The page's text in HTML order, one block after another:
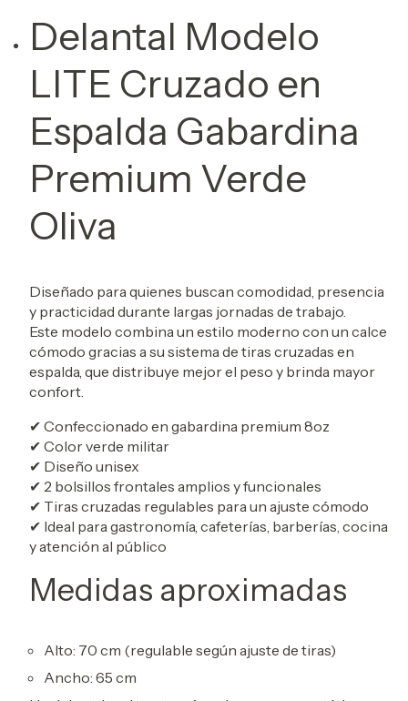
Delantal Modelo
LITE Cruzado en
Espalda Gabardina
Premium Verde
Oliva
Diseñado para quienes buscan comodidad, presencia
y practicidad durante largas jornadas de trabajo.
Este modelo combina un estilo moderno con un calce
cómodo gracias a su sistema de tiras cruzadas en
espalda, que distribuye mejor el peso y brinda mayor
confort.
✔ Confeccionado en gabardina premium 8oz
✔ Color verde militar
✔ Diseño unisex
✔ 2 bolsillos frontales amplios y funcionales
✔ Tiras cruzadas regulables para un ajuste cómodo
✔ Ideal para gastronomía, cafeterías, barberías, cocina
y atención al público
Medidas aproximadas
Alto: 70 cm (regulable según ajuste de tiras)
Ancho: 65 cm